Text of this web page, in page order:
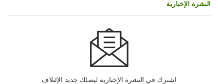
النشرة الإخبارية
اشترك في النشرة الإخبارية ليصلك جديد الإئتلاف